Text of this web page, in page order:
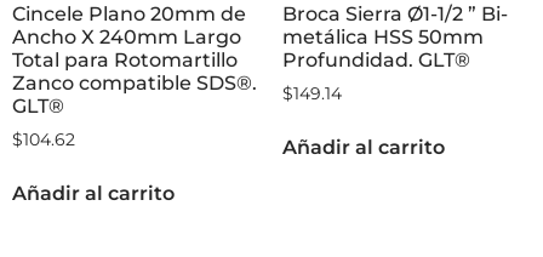
Cincele Plano 20mm de
Ancho X 240mm Largo
Total para Rotomartillo
Zanco compatible SDS®.
GLT®
$104.62
Añadir al carrito
Broca Sierra Ø1-1/2 ” Bi-
metálica HSS 50mm
Profundidad. GLT®
$149.14
Añadir al carrito